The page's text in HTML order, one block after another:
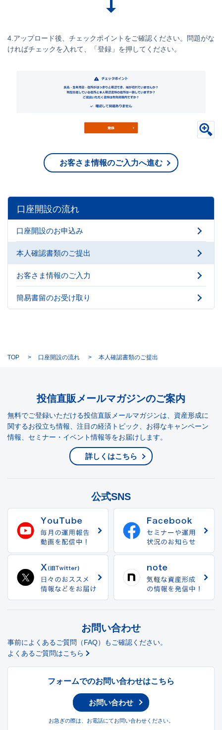
口座開設の流れ
口座開設のお申込み
本人確認書類のご提出
お客さま情報のご入力
簡易書留のお受け取り
4.アップロード後、チェックポイントをご確認ください。問題がな
ければチェックを入れて、「登録」を押してください。
お客さま情報のご入力へ進む
TOP 口座開設の流れ 本人確認書類のご提出
投信直販メールマガジンのご案内
無料でご登録いただける投信直販メールマガジンは、資産形成に
関するお役立ち情報、注目の経済トピック、お得なキャンペーン
情報、セミナー・イベント情報等をお届けします。
詳しくはこちら
公式SNS
お問い合わせ
事前によくあるご質問（FAQ）もご確認ください。
よくあるご質問はこちら
フォームでのお問い合わせはこちら
お問い合わせ
お急ぎの際は、お電話にてお問い合わせください。